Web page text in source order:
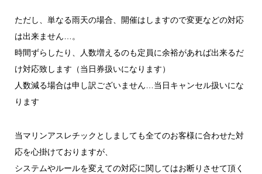
ただし、単なる雨天の場合、開催はしますので変更などの対応
は出来ません…。
時間ずらしたり、人数増えるのも定員に余裕があれば出来るだ
け対応致します（当日券扱いになります）
人数減る場合は申し訳ございません…当日キャンセル扱いにな
ります
当マリンアスレチックとしましても全てのお客様に合わせた対
応を心掛けておりますが、
システムやルールを変えての対応に関してはお断りさせて頂く